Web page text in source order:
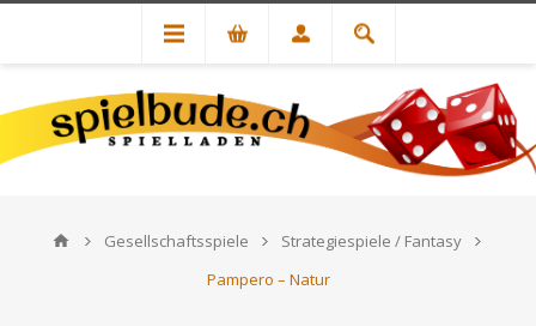
Gesellschaftsspiele
Strategiespiele / Fantasy
Pampero – Natur